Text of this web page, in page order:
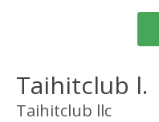
Taihitclub l.
Taihitclub llc